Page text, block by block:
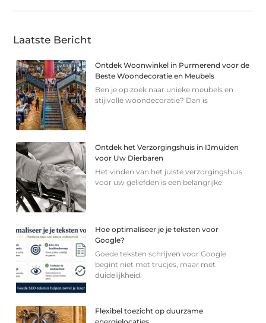
Laatste Bericht
Ontdek Woonwinkel in Purmerend voor de
Beste Woondecoratie en Meubels
Ben je op zoek naar unieke meubels en
stijlvolle woondecoratie? Dan is
Ontdek het Verzorgingshuis in IJmuiden
voor Uw Dierbaren
Het vinden van het juiste verzorgingshuis
voor uw geliefden is een belangrijke
Hoe optimaliseer je je teksten voor
Google?
Goede teksten schrijven voor Google
begint niet met trucjes, maar met
duidelijkheid.
Flexibel toezicht op duurzame